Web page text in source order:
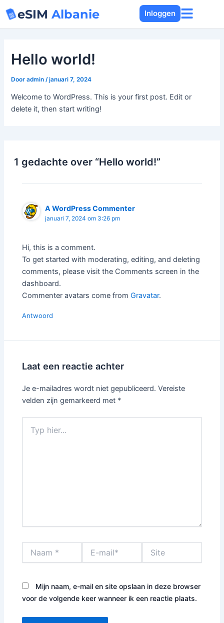
naar
de
eSIM Albanie Inloggen
Hello world!
Dooradmin /januari 7, 2024
Welcome to WordPress. This is your first post. Edit or
delete it, then start writing!
1 gedachte over “Hello world!”
A WordPress Commenter
januari 7, 2024 om 3:26 pm
Hi, this is a comment.
To get started with moderating, editing, and deleting
comments, please visit the Comments screen in the
dashboard.
Commenter avatars come fromGravatar.
Antwoord
Laat een reactie achter
Je e-mailadres wordt niet gepubliceerd. Vereiste
velden zijn gemarkeerd met *
hier...
mail*
Mijn naam, e-mail en site opslaan in deze browser
voor de volgende keer wanneer ik een reactie plaats.